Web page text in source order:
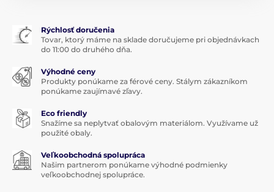
Balenie obsahuje 60 kapsúl.
Zloženie
Za studena lisovaný konopný olej s prirodzeným
obsahom kanabinoidov (CBD, CBG a ďalších),
extrakt!
CBD a KANABINOIDY?
CBD - Kanabidiol je jeden z dvoch najznámejších a čo
sa týka účinkov najvýznamnejších kanabinoidov.
Medzi kanabinoidy sa radia nielen prírodné látky
Rýchlosť doručenia
Tovar, ktorý máme na sklade doručujeme pri objednávkach
do 11:00 do druhého dňa.
Výhodné ceny
Produkty ponúkame za férové ceny. Stálym zákazníkom
ponúkame zaujímavé zľavy.
Eco friendly
Snažíme sa neplytvať obalovým materiálom. Využívame už
použité obaly.
Veľkoobchodná spolupráca
Našim partnerom ponúkame výhodné podmienky
veľkoobchodnej spolupráce.